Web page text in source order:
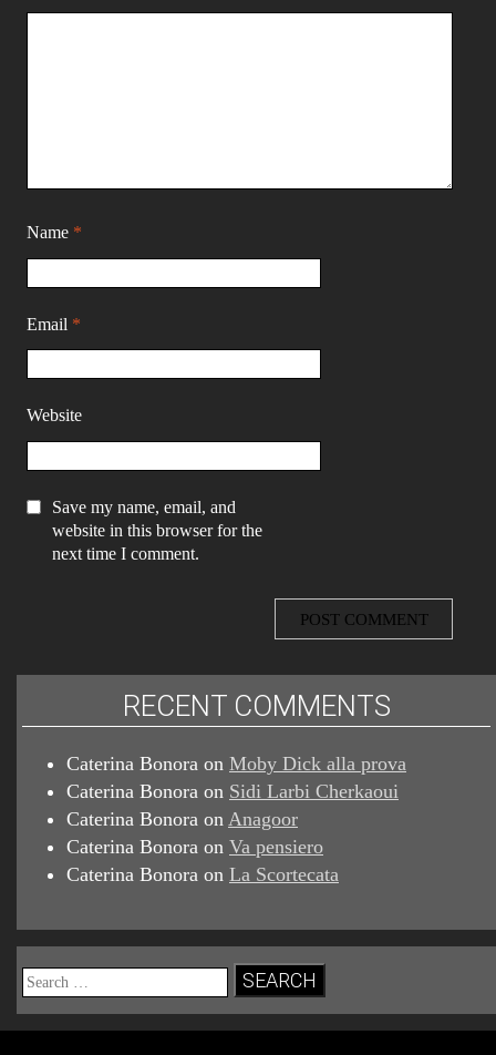
Name *
Email *
Website
Save my name, email, and
website in this browser for the
next time I comment.
RECENT COMMENTS
Caterina Bonora on Moby Dick alla prova
Caterina Bonora on Sidi Larbi Cherkaoui
Caterina Bonora on Anagoor
Caterina Bonora on Va pensiero
Caterina Bonora on La Scortecata
Search
for: